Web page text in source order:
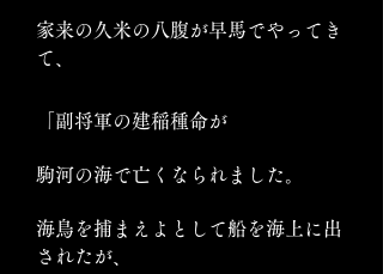
家来の久米の八腹が早馬でやってき
て、
「副将軍の建稲種命が
駒河の海で亡くなられました。
海鳥を捕まえよとして船を海上に出
されたが、